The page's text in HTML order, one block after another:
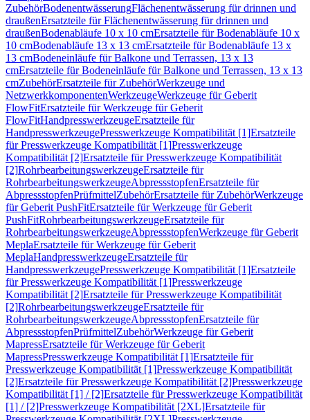
ZubehörBodenentwässerungFlächenentwässerung für drinnen und
draußenErsatzteile für Flächenentwässerung für drinnen und
draußenBodenabläufe 10 x 10 cmErsatzteile für Bodenabläufe 10 x
10 cmBodenabläufe 13 x 13 cmErsatzteile für Bodenabläufe 13 x
13 cmBodeneinläufe für Balkone und Terrassen, 13 x 13
cmErsatzteile für Bodeneinläufe für Balkone und Terrassen, 13 x 13
cmZubehörErsatzteile für ZubehörWerkzeuge und
NetzwerkkomponentenWerkzeugeWerkzeuge für Geberit
FlowFitErsatzteile für Werkzeuge für Geberit
FlowFitHandpresswerkzeugeErsatzteile für
HandpresswerkzeugePresswerkzeuge Kompatibilität [1]Ersatzteile
für Presswerkzeuge Kompatibilität [1]Presswerkzeuge
Kompatibilität [2]Ersatzteile für Presswerkzeuge Kompatibilität
[2]RohrbearbeitungswerkzeugeErsatzteile für
RohrbearbeitungswerkzeugeAbpressstopfenErsatzteile für
AbpressstopfenPrüfmittelZubehörErsatzteile für ZubehörWerkzeuge
für Geberit PushFitErsatzteile für Werkzeuge für Geberit
PushFitRohrbearbeitungswerkzeugeErsatzteile für
RohrbearbeitungswerkzeugeAbpressstopfenWerkzeuge für Geberit
MeplaErsatzteile für Werkzeuge für Geberit
MeplaHandpresswerkzeugeErsatzteile für
HandpresswerkzeugePresswerkzeuge Kompatibilität [1]Ersatzteile
für Presswerkzeuge Kompatibilität [1]Presswerkzeuge
Kompatibilität [2]Ersatzteile für Presswerkzeuge Kompatibilität
[2]RohrbearbeitungswerkzeugeErsatzteile für
RohrbearbeitungswerkzeugeAbpressstopfenErsatzteile für
AbpressstopfenPrüfmittelZubehörWerkzeuge für Geberit
MapressErsatzteile für Werkzeuge für Geberit
MapressPresswerkzeuge Kompatibilität [1]Ersatzteile für
Presswerkzeuge Kompatibilität [1]Presswerkzeuge Kompatibilität
[2]Ersatzteile für Presswerkzeuge Kompatibilität [2]Presswerkzeuge
Kompatibilität [1] / [2]Ersatzteile für Presswerkzeuge Kompatibilität
[1] / [2]Presswerkzeuge Kompatibilität [2XL]Ersatzteile für